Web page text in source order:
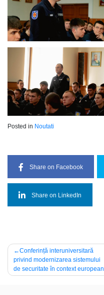
Posted in Noutati
Share on Facebook
Share on LinkedIn
Navigare
în
articole
Conferință interuniversitară
privind modernizarea sistemului
de securitate în context european